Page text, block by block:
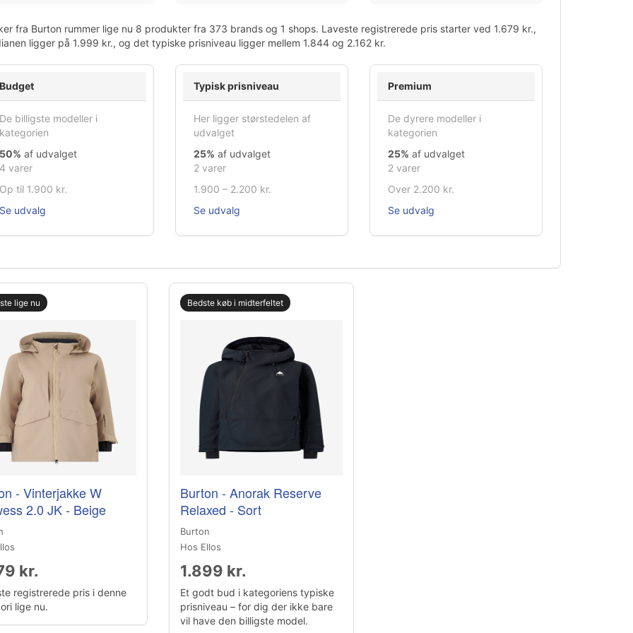
fra Burton rummer lige nu 8 produkter fra 373 brands og 1 shops. Laveste registrerede pris starter ved 1.679 kr.,
ligger på 1.999 kr., og det typiske prisniveau ligger mellem 1.844 og 2.162 kr.
Budget
De billigste modeller i
kategorien
50% af udvalget
4 varer
Op til 1.900 kr.
Se udvalg
Typisk prisniveau
Her ligger størstedelen af
udvalget
25% af udvalget
2 varer
1.900 – 2.200 kr.
Se udvalg
Premium
De dyrere modeller i
kategorien
25% af udvalget
2 varer
Over 2.200 kr.
Se udvalg
lige nu
- Vinterjakke W
2.0 JK - Beige
kr.
registrerede pris i denne
lige nu.
Bedste køb i midterfeltet
Burton - Anorak Reserve
Relaxed - Sort
Burton
Hos Ellos
1.899 kr.
Et godt bud i kategoriens typiske
prisniveau – for dig der ikke bare
vil have den billigste model.